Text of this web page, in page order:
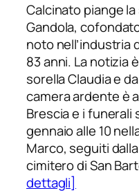
Calcinato piange
Gandola,
noto nell’industria
83 anni. La notizia
sorella Claudia e
camera ardente è
Brescia e i funerali
gennaio alle 10
Marco, seguiti
cimitero di San
dettagli]